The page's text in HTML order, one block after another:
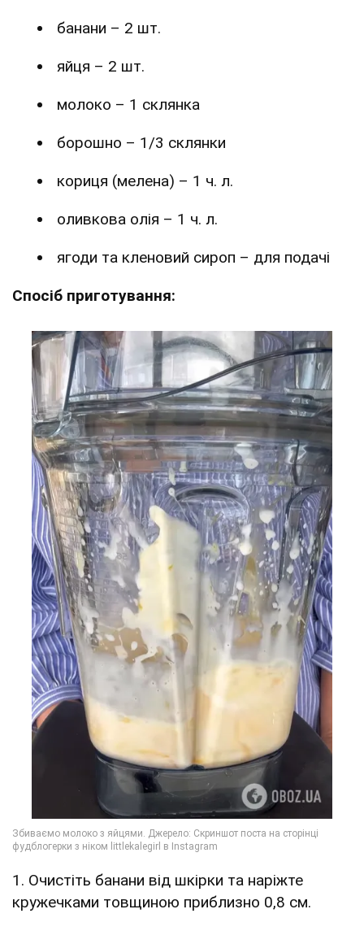
банани – 2 шт.
яйця – 2 шт.
молоко – 1 склянка
борошно – 1/3 склянки
кориця (мелена) – 1 ч. л.
оливкова олія – 1 ч. л.
ягоди та кленовий сироп – для подачі
Спосіб приготування:
1. Очистіть банани від шкірки та наріжте
кружечками товщиною приблизно 0,8 см.